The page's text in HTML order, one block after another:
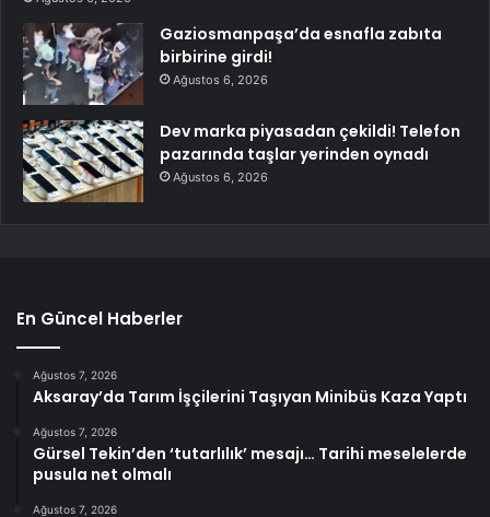
Gaziosmanpaşa’da esnafla zabıta
birbirine girdi!
Ağustos 6, 2026
Dev marka piyasadan çekildi! Telefon
pazarında taşlar yerinden oynadı
Ağustos 6, 2026
En Güncel Haberler
Ağustos 7, 2026
Aksaray’da Tarım İşçilerini Taşıyan Minibüs Kaza Yaptı
Ağustos 7, 2026
Gürsel Tekin’den ‘tutarlılık’ mesajı… Tarihi meselelerde
pusula net olmalı
Ağustos 7, 2026